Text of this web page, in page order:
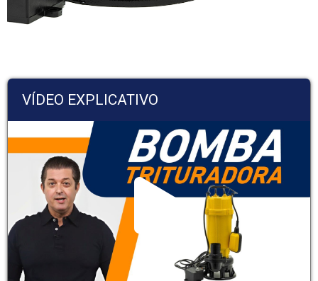
VÍDEO EXPLICATIVO